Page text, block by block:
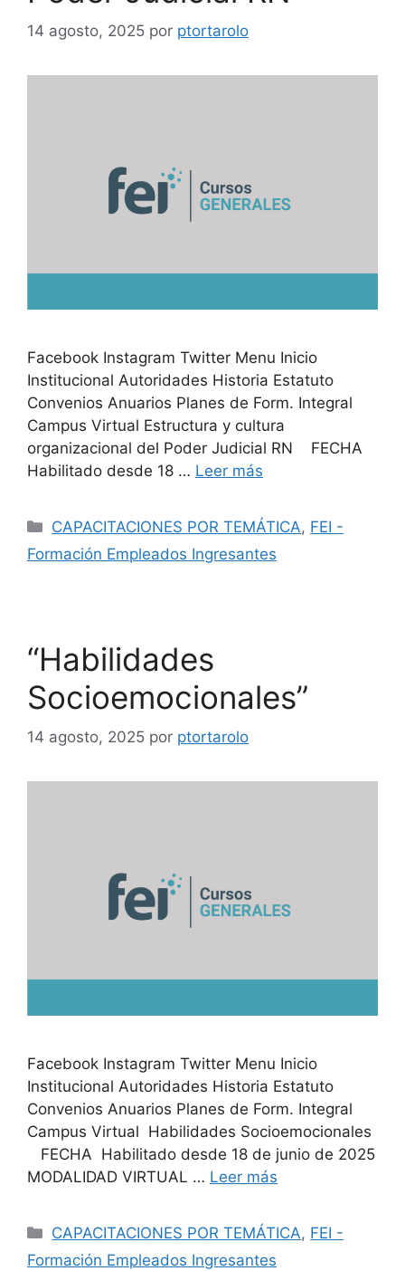
14 agosto, 2025 por ptortarolo
Facebook Instagram Twitter Menu Inicio
Institucional Autoridades Historia Estatuto
Convenios Anuarios Planes de Form. Integral
Campus Virtual Estructura y cultura
organizacional del Poder Judicial RN FECHA
Habilitado desde 18 … Leer más
CAPACITACIONES POR TEMÁTICA, FEI -
Formación Empleados Ingresantes
“Habilidades
Socioemocionales”
14 agosto, 2025 por ptortarolo
Facebook Instagram Twitter Menu Inicio
Institucional Autoridades Historia Estatuto
Convenios Anuarios Planes de Form. Integral
Campus Virtual Habilidades Socioemocionales
FECHA Habilitado desde 18 de junio de 2025
MODALIDAD VIRTUAL … Leer más
CAPACITACIONES POR TEMÁTICA, FEI -
Formación Empleados Ingresantes